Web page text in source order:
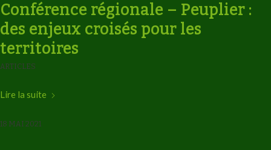
Conférence régionale – Peuplier :
des enjeux croisés pour les
territoires
ARTICLES
Lire la suite
18 MAI 2021